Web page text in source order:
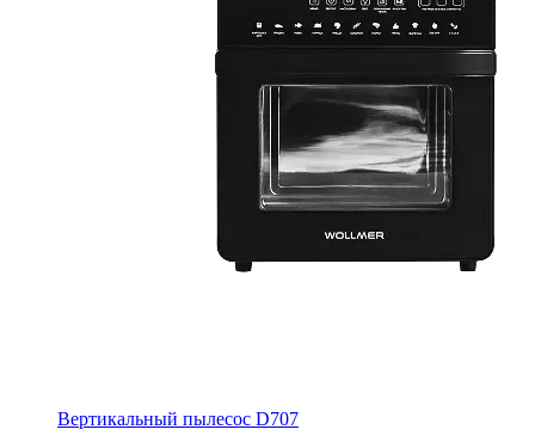
Вертикальный пылесос D707